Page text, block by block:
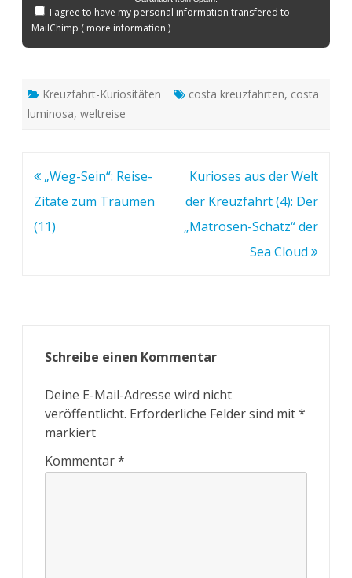
I agree to have my personal information transfered to
MailChimp ( more information )
Kreuzfahrt-Kuriositäten costa kreuzfahrten, costa
luminosa, weltreise
Beitragsnavigation
„Weg-Sein“: Reise-
Zitate zum Träumen
(11)
Kurioses aus der Welt
der Kreuzfahrt (4): Der
„Matrosen-Schatz“ der
Sea Cloud
Schreibe einen Kommentar
Deine E-Mail-Adresse wird nicht
veröffentlicht. Erforderliche Felder sind mit*
markiert
Kommentar*